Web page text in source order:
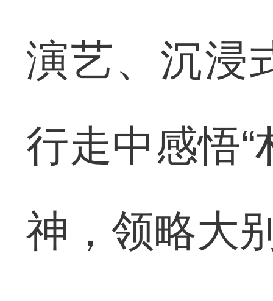
演艺、沉浸
行走中感悟
神，领略大